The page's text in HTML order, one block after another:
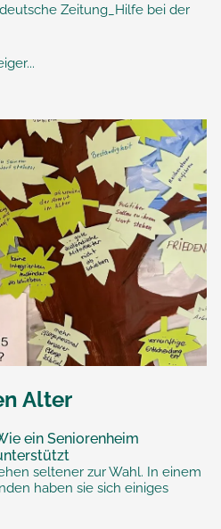
Zeitung_Hilfe bei der
Alter
ein Seniorenheim
seltener zur Wahl. In einem
haben sie sich einiges